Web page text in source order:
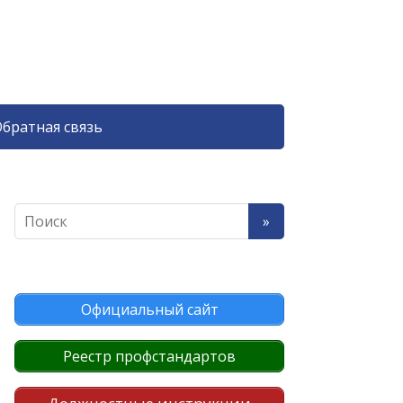
связь
Официальный сайт
Реестр профстандартов